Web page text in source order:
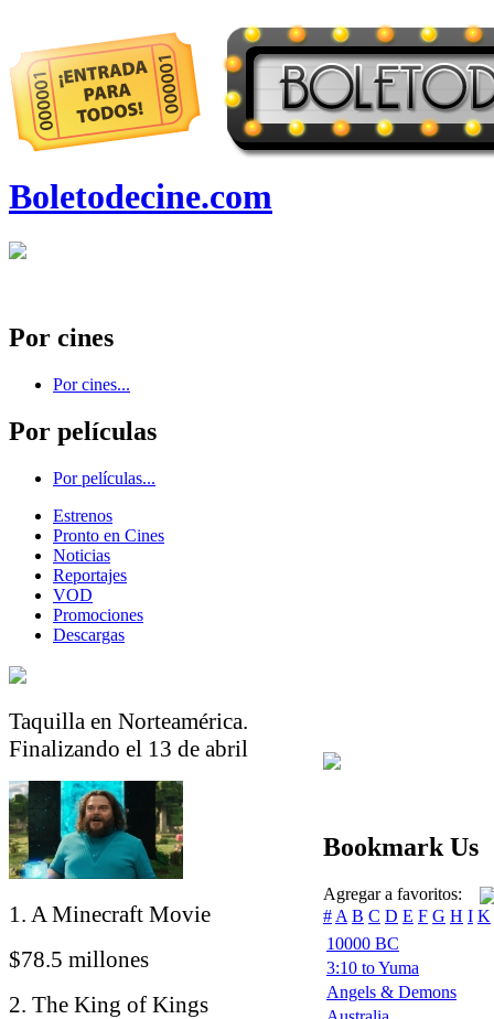
Boletodecine.com
Por cines
Por cines...
Por películas
Por películas...
Estrenos
Pronto en Cines
Noticias
Reportajes
VOD
Promociones
Descargas
Taquilla en Norteamérica.
Finalizando el 13 de abril
1. A Minecraft Movie
$78.5 millones
2. The King of Kings
Bookmark Us
Agregar a favoritos:
# A B C D E F G H I K
10000 BC
3:10 to Yuma
Angels & Demons